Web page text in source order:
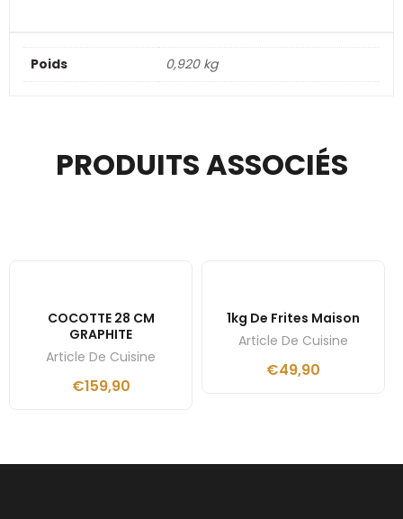
Poids 0,920 kg
PRODUITS ASSOCIÉS
COCOTTE 28 CM
GRAPHITE
Article De Cuisine
€159,90
1kg De Frites Maison
Article De Cuisine
€49,90